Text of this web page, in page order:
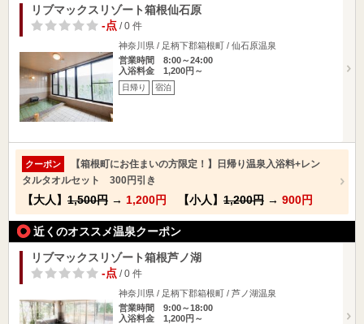
リブマックスリゾート箱根仙石原
-点/ 0 件
神奈川県 / 足柄下郡箱根町 / 仙石原温泉
営業時間 8:00～24:00
入浴料金 1,200円～
日帰り 宿泊
クーポン
【箱根町にお住まいの方限定！】日帰り温泉入浴料+レン
タルタオルセット 300円引き
【大人】 1,500円 → 1,200円 【小人】 1,200円 → 900円
近くのオススメ温泉クーポン
リブマックスリゾート箱根芦ノ湖
-点/ 0 件
神奈川県 / 足柄下郡箱根町 / 芦ノ湖温泉
営業時間 9:00～18:00
入浴料金 1,200円～